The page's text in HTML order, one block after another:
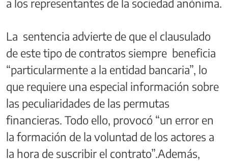
La sentencia advierte de que el clausulado
de este tipo de contratos siempre beneficia
“particularmente a la entidad bancaria”, lo
que requiere una especial información sobre
las peculiaridades de las permutas
financieras. Todo ello, provocó “un error en
la formación de la voluntad de los actores a
la hora de suscribir el contrato”.Además,